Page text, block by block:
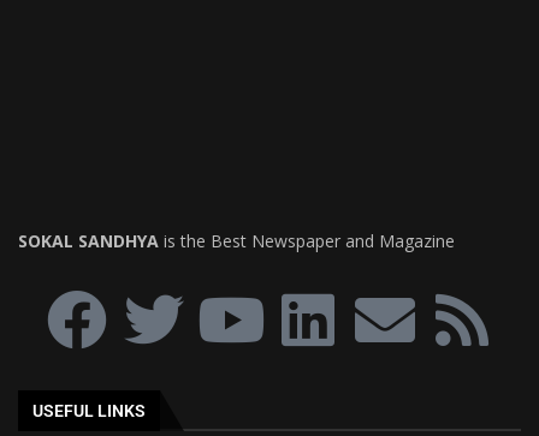
SOKAL SANDHYA is the Best Newspaper and Magazine
USEFUL LINKS